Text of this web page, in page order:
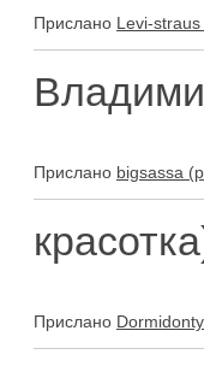
Прислано Levi-straus
Прислано bigsassa
Прислано